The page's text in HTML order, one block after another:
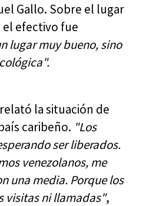
Gallo. Sobre el lugar
efectivo fue
lugar muy bueno, sino
la situación de
caribeño. "Los
ser liberados.
venezolanos, me
una media. Porque los
visitas ni llamadas",